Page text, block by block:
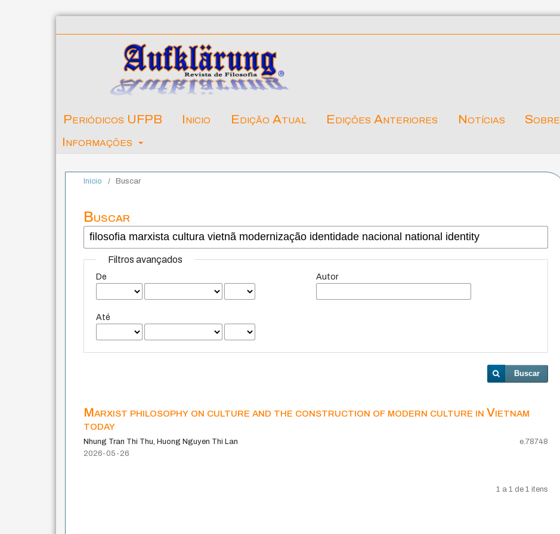
Periódicos UFPB Inicio Edição Atual Edições Anteriores Notícias
Sobre
Informações
Início / Buscar
Buscar
Filtros avançados
De
Até
Autor
Buscar
Marxist philosophy on culture and the construction of modern culture in Vietnam
today
Nhung Tran Thi Thu, Huong Nguyen Thi Lan
e.78748
2026-05-26
1 a 1 de 1 itens